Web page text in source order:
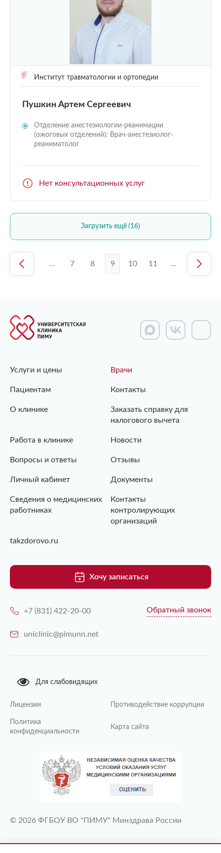
Институт травматологии и ортопедии
Пушкин Артем Сергеевич
Отделение анестезиологии-реанимации
(ожоговых отделений): Врач-анестезиолог-
реаниматолог
Нет консультационных услуг
Загрузить ещё (16)
... 7 8 9 10 11 ...
Услуги и цены Врачи
Пациентам Контакты
О клинике
Заказать справку для
налогового вычета
Работа в клинике Новости
Вопросы и ответы Отзывы
Личный кабинет Документы
Сведения о медицинских
работниках
Контакты
контролирующих
организаций
takzdorovo.ru
Хочу записаться
+7 (831) 422-20-00 Обратный звонок
uniclinic@pimunn.net
Для слабовидящих
Лицензии Противодействие коррупции
Политика
конфиденциальности
Карта сайта
© 2026 ФГБОУ ВО "ПИМУ" Минздрава России